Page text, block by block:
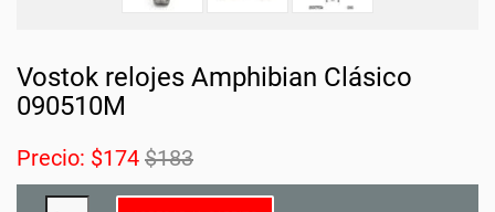
Vostok relojes Amphibian Clásico
090510M
Precio: $174 $183